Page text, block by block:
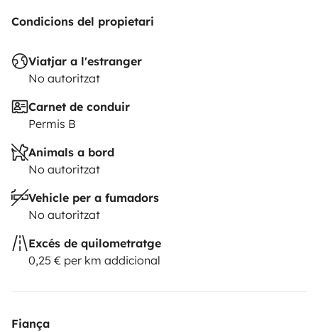
Condicions del propietari
Viatjar a l'estranger
No autoritzat
Carnet de conduir
Permis B
Animals a bord
No autoritzat
Vehicle per a fumadors
No autoritzat
Excés de quilometratge
0,25 € per km addicional
Fiança